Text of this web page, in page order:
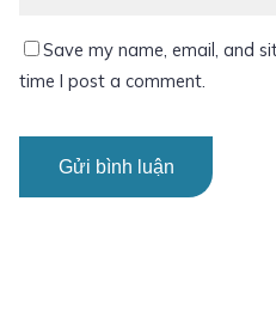
Save my name, email, and
time I post a comment.